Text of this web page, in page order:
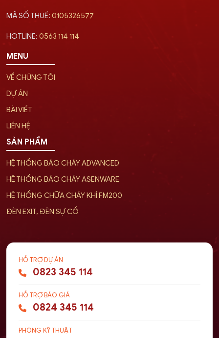
MÃ SỐ THUẾ:0105326577
HOTLINE:0563 114 114
MENU
VỀ CHÚNG TÔI
DỰ ÁN
BÀI VIẾT
LIÊN HỆ
SẢN PHẨM
HỆ THỐNG BÁO CHÁY ADVANCED
HỆ THỐNG BÁO CHÁY ASENWARE
HỆ THỐNG CHỮA CHÁY KHÍ FM200
ĐÈN EXIT, ĐÈN SỰ CỐ
HỖ TRỢ DỰ ÁN
0823 345 114
HỖ TRỢ BÁO GIÁ
0824 345 114
PHÒNG KỸ THUẬT